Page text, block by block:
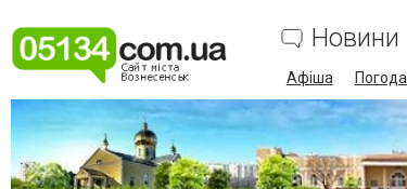
Новини
Афіша Погода